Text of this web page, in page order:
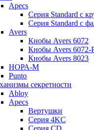
Apecs
Серия Standard с
Серия Standard с
Avers
Кнобы Avers 6072
Кнобы Avers 6072-
Кнобы Avers 8023
НОРА-М
Punto
секретности
Abloy
Apecs
Вертушки
Серия 4KC
Серия CD